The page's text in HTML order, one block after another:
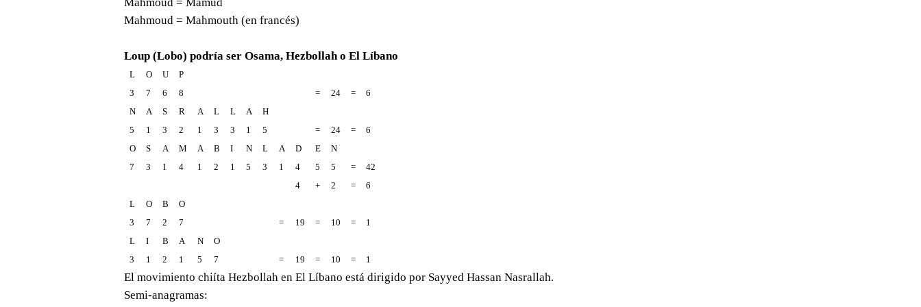
Mahmoud = Mahmouth (en francés)
Loup (Lobo) podría ser Osama, Hezbollah o El Líbano
L O U
P
3
7 6 8 = 24 =
6
N
A S R A L L A
H
5
1 3 2 1 3 3 1 5 = 24 =
6
O
S A M A B I N L A D E
N
7
3 1 4 1 2 1 5 3 1 4 5 5 =
42
4
+ 2 =
6
L
O B
O
3
7 2 7 = 19 = 10 =
1
L
I B A N
O
3
1 2 1 5 7 = 19 = 10 = 1
El movimiento chiíta Hezbollah en El Líbano está dirigido por Sayyed Hassan Nasrallah.
Semi-anagramas: